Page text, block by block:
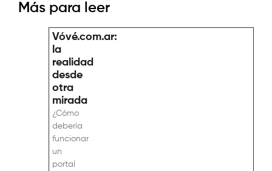
Más para leer
Vóvé.com.ar:
la
realidad
desde
otra
mirada
¿Cómo
debería
funcionar
un
portal